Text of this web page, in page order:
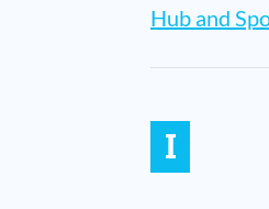
Hub and
I